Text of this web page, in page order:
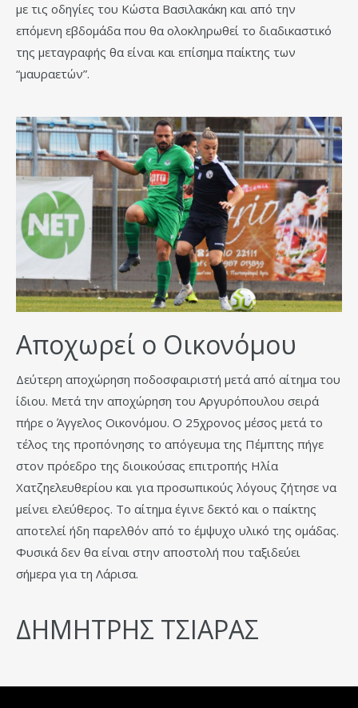
με τις οδηγίες του Κώστα Βασιλακάκη και από την
επόμενη εβδομάδα που θα ολοκληρωθεί το διαδικαστικό
της μεταγραφής θα είναι και επίσημα παίκτης των
“μαυραετών”.
Αποχωρεί ο Οικονόμου
Δεύτερη αποχώρηση ποδοσφαιριστή μετά από αίτημα του
ίδιου. Μετά την αποχώρηση του Αργυρόπουλου σειρά
πήρε ο Άγγελος Οικονόμου. Ο 25χρονος μέσος μετά το
τέλος της προπόνησης το απόγευμα της Πέμπτης πήγε
στον πρόεδρο της διοικούσας επιτροπής Ηλία
Χατζηελευθερίου και για προσωπικούς λόγους ζήτησε να
μείνει ελεύθερος. Το αίτημα έγινε δεκτό και ο παίκτης
αποτελεί ήδη παρελθόν από το έμψυχο υλικό της ομάδας.
Φυσικά δεν θα είναι στην αποστολή που ταξιδεύει
σήμερα για τη Λάρισα.
ΔΗΜΗΤΡΗΣ ΤΣΙΑΡΑΣ